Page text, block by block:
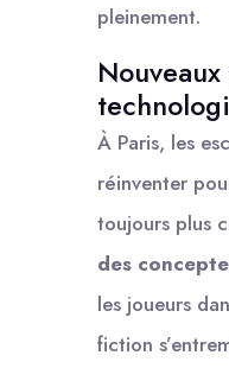
pleinement.
À Paris, les
réinventer
toujours plus
des
les joueurs
fiction